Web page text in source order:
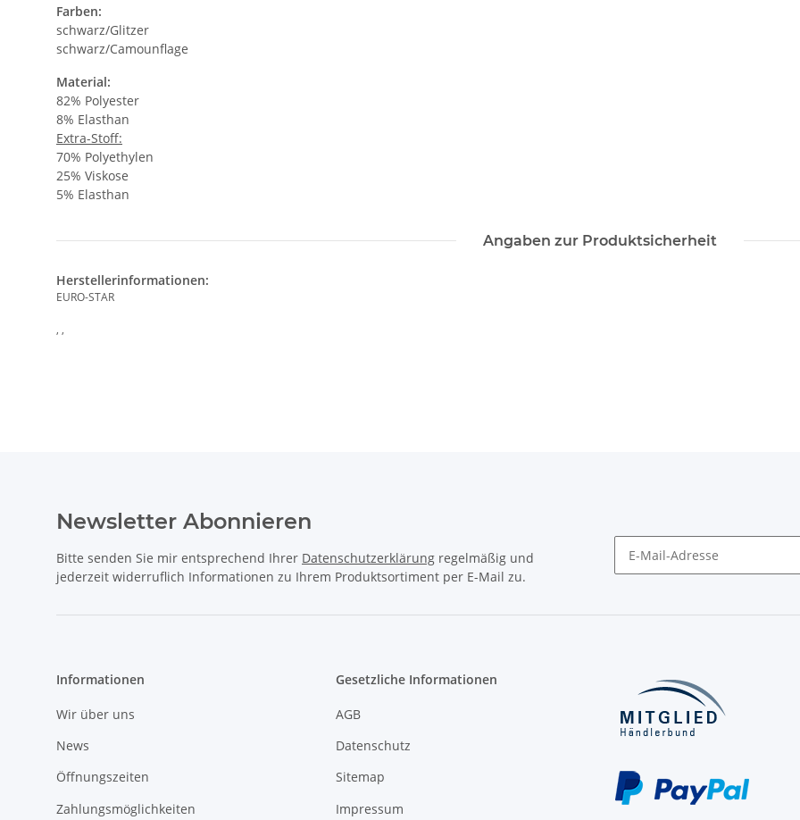
Farben:
schwarz/Glitzer
schwarz/Camounflage
Material:
82% Polyester
8% Elasthan
Extra-Stoff:
70% Polyethylen
25% Viskose
5% Elasthan
Angaben zur Produktsicherheit
Herstellerinformationen:
EURO-STAR
, ,
Newsletter Abonnieren
Bitte senden Sie mir entsprechend Ihrer Datenschutzerklärung regelmäßig und
jederzeit widerruflich Informationen zu Ihrem Produktsortiment per E-Mail zu.
Informationen
Wir über uns
News
Öffnungszeiten
Zahlungsmöglichkeiten
Gesetzliche Informationen
AGB
Datenschutz
Sitemap
Impressum